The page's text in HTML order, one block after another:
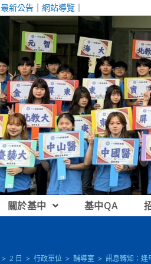
最新公告 ｜ 網站導覽 ｜
關於基中 基中QA
> 2 日 > 行政單位 > 輔導室 > 訊息轉知：逢